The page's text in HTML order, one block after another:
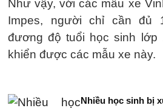
Như vậy, với các mẫu xe
Impes, người chỉ cần đủ
đương độ tuổi học sinh lớp
khiển được các mẫu xe này.
Nhiều học sinh bị